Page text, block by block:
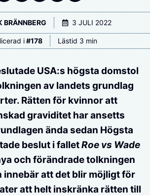
BRÄNNBERG 3 JULI 2022
i#178 Lästid 3 min
USA:s högsta domstol
av landets grundlag
Rätten för kvinnor att
graviditet har ansetts
ända sedan Högsta
beslut i falletRoe vs Wade
och förändrade tolkningen
innebär att det blir möjligt för
att helt inskränka rätten till